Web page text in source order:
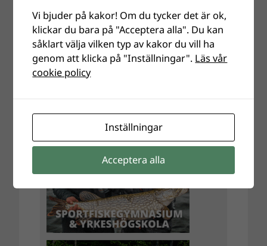
Vi bjuder på kakor! Om du tycker det är ok,
klickar du bara på "Acceptera alla". Du kan
såklart välja vilken typ av kakor du vill ha
genom att klicka på "Inställningar". Läs vår
cookie policy
Inställningar
Acceptera alla